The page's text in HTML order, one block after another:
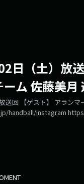
日（土）放
ム 佐藤美月
送回 【ゲスト】 アラン
handball/Instagram